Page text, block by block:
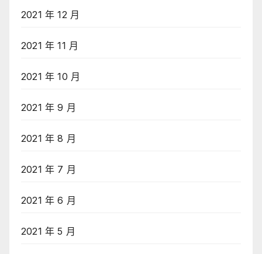
2021 年 12 月
2021 年 11 月
2021 年 10 月
2021 年 9 月
2021 年 8 月
2021 年 7 月
2021 年 6 月
2021 年 5 月